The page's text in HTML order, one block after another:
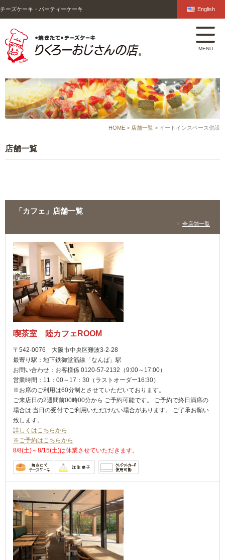
チーズケーキ・パーティーケーキ English
HOME > 店舗一覧 > イートインスペース併設
店舗一覧
「カフェ」店舗一覧
全店舗一覧
喫茶室 陸カフェROOM
〒542-0076 大阪市中央区難波3-2-28
最寄り駅：地下鉄御堂筋線「なんば」駅
お問い合わせ：お客様係 0120-57-2132（9:00～17:00）
営業時間：11：00～17：30（ラストオーダー16:30）
※お席のご利用は60分制とさせていただいております。
ご来店日の2週間前00時00分から ご予約可能です。 ご予約で終日満席の
場合は 当日の受付でご利用いただけない場合があります。 ご了承お願い
致します。
詳しくはこちらから
※ご予約はこちらから
8/8(土)～8/15(土)は休業させていただきます。